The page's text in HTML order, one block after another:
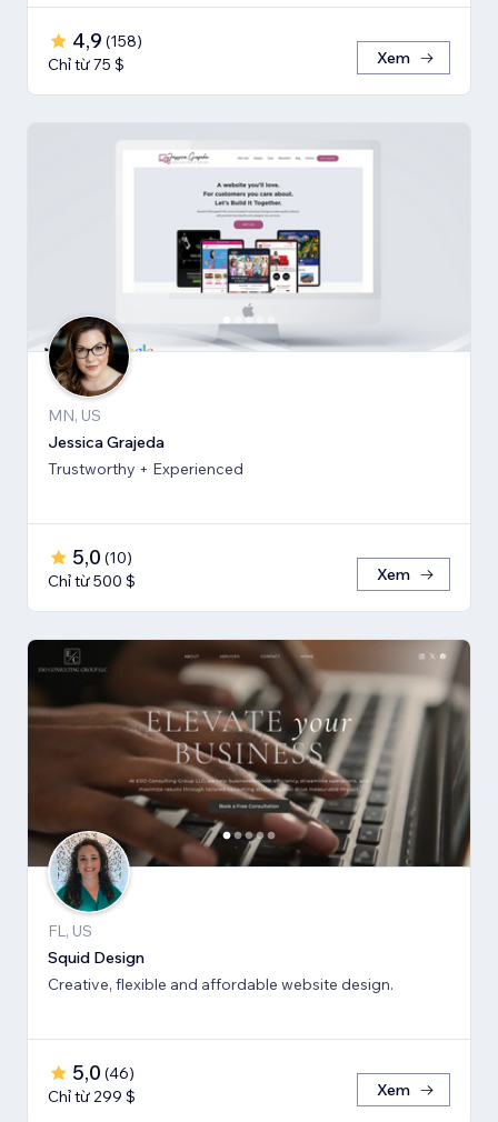
4,9 (158)
Chỉ từ 75 $
Xem
MN, US
Jessica Grajeda
Trustworthy + Experienced
5,0 (10)
Chỉ từ 500 $
Xem
FL, US
Squid Design
Creative, flexible and affordable website design.
5,0 (46)
Chỉ từ 299 $
Xem